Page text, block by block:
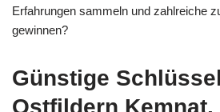
Erfahrungen sammeln und zahlreiche
gewinnen?
Günstige